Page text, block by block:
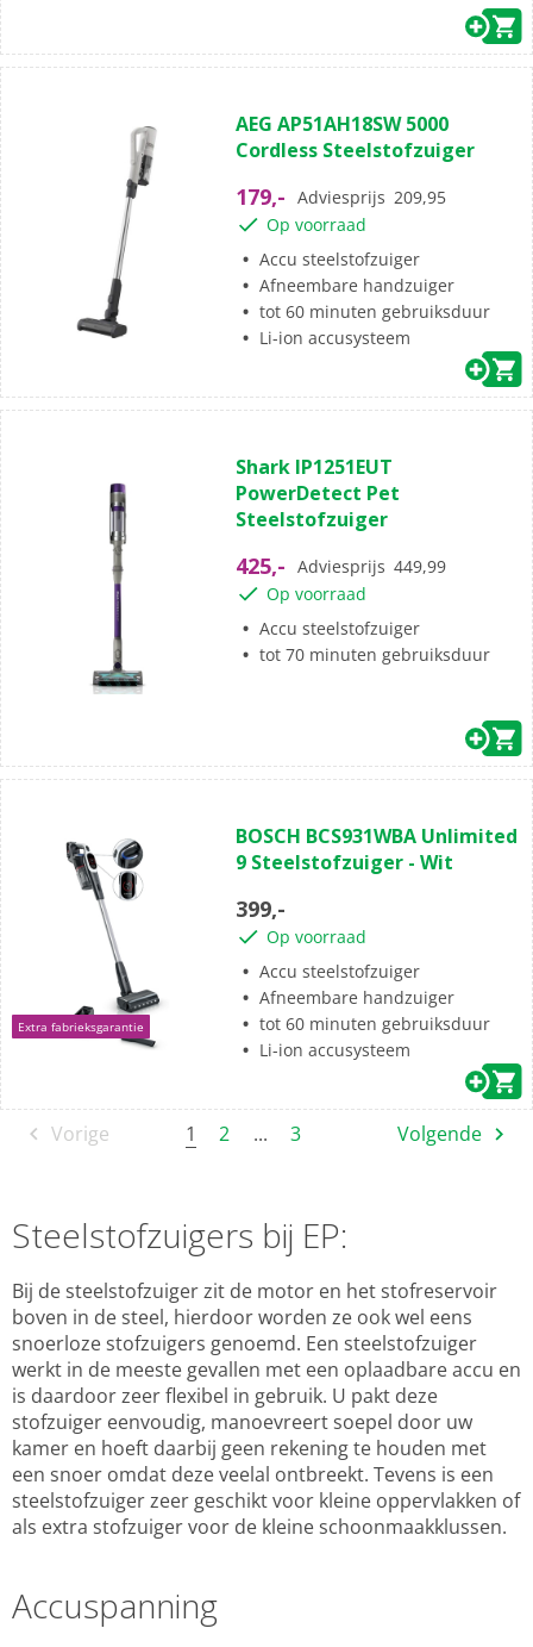
van
de
sterren.
AEG AP51AH18SW 5000
Cordless Steelstofzuiger
179,- Adviesprijs 209,95
Op voorraad
Accu steelstofzuiger
Afneembare handzuiger
tot 60 minuten gebruiksduur
Li-ion accusysteem
van
de
5
Shark IP1251EUT
PowerDetect Pet
Steelstofzuiger
425,- Adviesprijs 449,99
Op voorraad
Accu steelstofzuiger
tot 70 minuten gebruiksduur
Extra fabrieksgarantie
van
de
sterren.
5
beoordelingen
BOSCH BCS931WBA Unlimited
9 Steelstofzuiger - Wit
399,-
Op voorraad
Accu steelstofzuiger
Afneembare handzuiger
tot 60 minuten gebruiksduur
Li-ion accusysteem
Vorige 1 2 ... 3 Volgende
Steelstofzuigers bij EP:
Bij de steelstofzuiger zit de motor en het stofreservoir
boven in de steel, hierdoor worden ze ook wel eens
snoerloze stofzuigers genoemd. Een steelstofzuiger
werkt in de meeste gevallen met een oplaadbare accu en
is daardoor zeer flexibel in gebruik. U pakt deze
stofzuiger eenvoudig, manoevreert soepel door uw
kamer en hoeft daarbij geen rekening te houden met
een snoer omdat deze veelal ontbreekt. Tevens is een
steelstofzuiger zeer geschikt voor kleine oppervlakken of
als extra stofzuiger voor de kleine schoonmaakklussen.
Accuspanning